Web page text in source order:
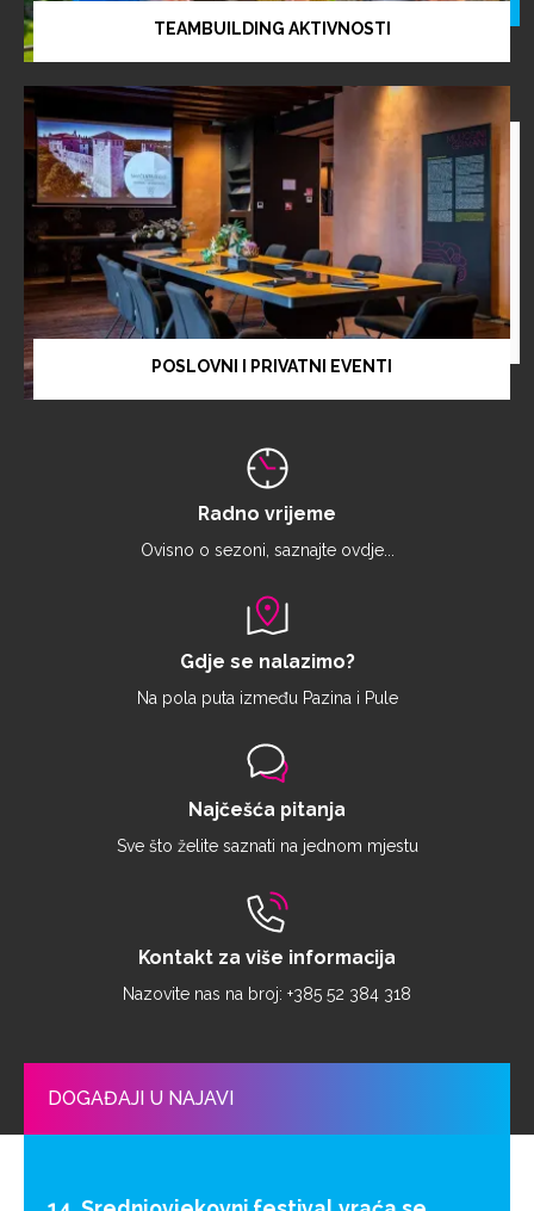
TEAMBUILDING AKTIVNOSTI
POSLOVNI I PRIVATNI EVENTI
Radno vrijeme
Ovisno o sezoni, saznajte ovdje...
Gdje se nalazimo?
Na pola puta između Pazina i Pule
Najčešća pitanja
Sve što želite saznati na jednom mjestu
Kontakt za više informacija
Nazovite nas na broj: +385 52 384 318
DOGAĐAJI U NAJAVI